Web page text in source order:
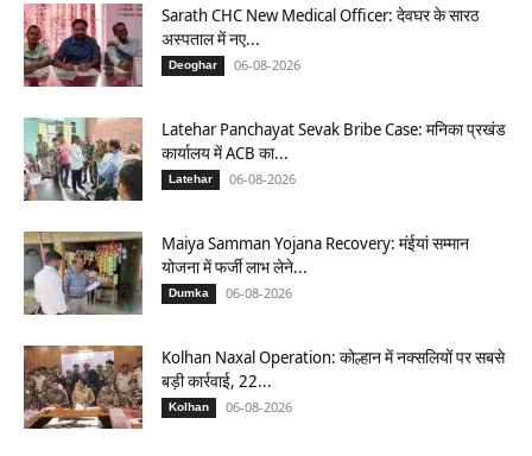
Sarath CHC New Medical Officer: देवघर के सारठ
अस्पताल में नए...
Deoghar 06-08-2026
Latehar Panchayat Sevak Bribe Case: मनिका प्रखंड
कार्यालय में ACB का...
Latehar 06-08-2026
Maiya Samman Yojana Recovery: मंईयां सम्मान
योजना में फर्जी लाभ लेने...
Dumka 06-08-2026
Kolhan Naxal Operation: कोल्हान में नक्सलियों पर सबसे
बड़ी कार्रवाई, 22...
Kolhan 06-08-2026